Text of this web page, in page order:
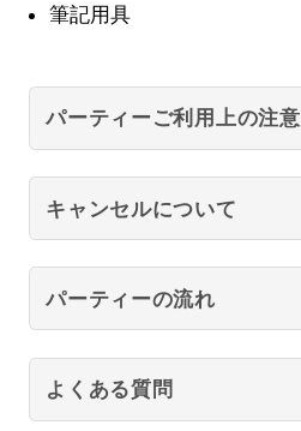
筆記用具
パーティーご利用上の注意
キャンセルについて
パーティーの流れ
よくある質問